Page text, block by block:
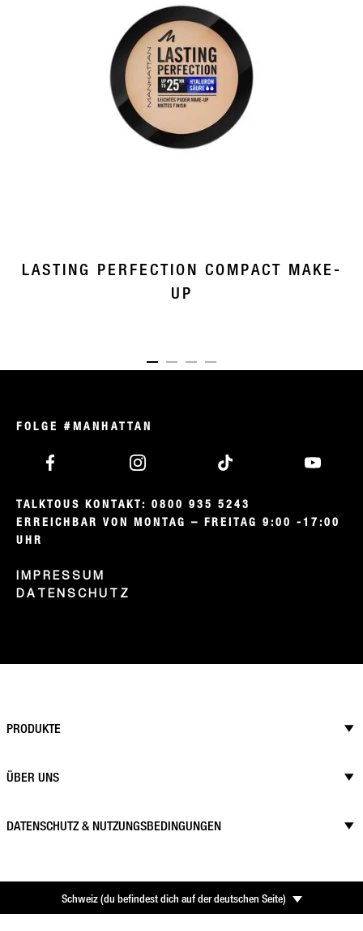
LASTING PERFECTION COMPACT MAKE-
UP
ITEM 01 (CURRENT SLIDE)
ITEM 02ITEM 03ITEM 04
FOLGE #MANHATTAN
TALKTOUS KONTAKT: 0800 935 5243
ERREICHBAR VON MONTAG – FREITAG 9:00 -17:00
UHR
IMPRESSUM
DATENSCHUTZ
PRODUKTE
ÜBER UNS
DATENSCHUTZ & NUTZUNGSBEDINGUNGEN
Schweiz(du befindest dich auf der deutschen Seite)